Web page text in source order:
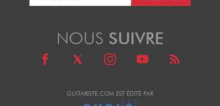
GUITARISTE.COM EST ÉDITÉ PAR
NOUS SUIVRE